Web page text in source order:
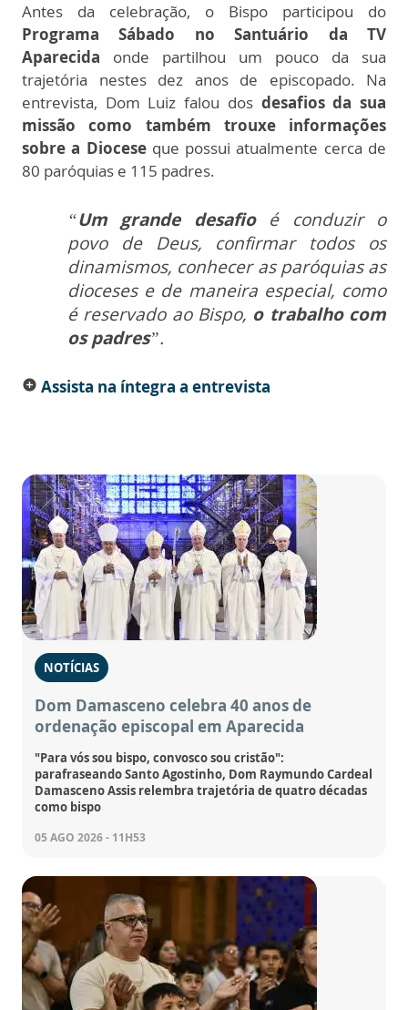
Antes da celebração, o Bispo participou do
Programa Sábado no Santuário da TV
Aparecida onde partilhou um pouco da sua
trajetória nestes dez anos de episcopado. Na
entrevista, Dom Luiz falou dos desafios da sua
missão como também trouxe informações
sobre a Dioceseque possui atualmente cerca de
80 paróquias e 115 padres.
“Um grande desafioé conduzir o
povo de Deus, confirmar todos os
dinamismos, conhecer as paróquias as
dioceses e de maneira especial, como
é reservado ao Bispo, o trabalho com
os padres”.
add_circle Assista na íntegra a entrevista
NOTÍCIAS
Dom Damasceno celebra 40 anos de
ordenação episcopal em Aparecida
"Para vós sou bispo, convosco sou cristão":
parafraseando Santo Agostinho, Dom Raymundo Cardeal
Damasceno Assis relembra trajetória de quatro décadas
como bispo
05 AGO 2026 - 11H53